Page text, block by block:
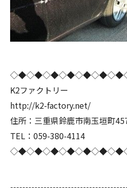
K2ファクトリー
http://k2-factory.net/
住所：三重県鈴鹿市南玉垣町
TEL：059-380-4114